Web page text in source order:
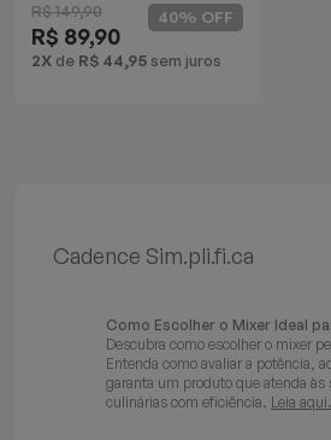
R$ 149,90
R$ 89,90
2X de R$ 44,95 sem juros
40% OFF
Cadence Sim.pli.fi.ca
Como Escolher o Mixer Ideal
Descubra como escolher o mixer
Entenda como avaliar a potência,
garanta um produto que atenda às
culinárias com eficiência. Leia aqui.